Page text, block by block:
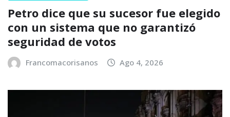
Petro dice que su sucesor fue elegido
con un sistema que no garantizó
seguridad de votos
Francomacorisanos Ago 4, 2026